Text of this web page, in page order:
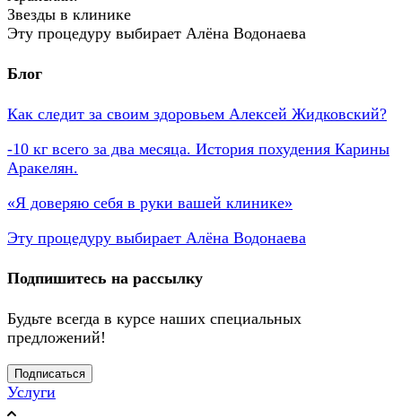
Звезды в клинике
Эту процедуру выбирает Алёна Водонаева
Блог
Как следит за своим здоровьем Алексей Жидковский?
-10 кг всего за два месяца. История похудения Карины
Аракелян.
«Я доверяю себя в руки вашей клинике»
Эту процедуру выбирает Алёна Водонаева
Подпишитесь на рассылку
Будьте всегда в курсе наших специальных
предложений!
Подписаться
Услуги